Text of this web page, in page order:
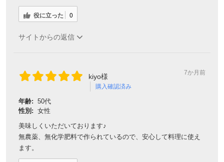
役に立った 0
サイトからの返信
kiyo様
購入確認済み
7か月前
年齢: 50代
性別: 女性
美味しくいただいております♪
無農薬、無化学肥料で作られているので、安心して料理に使え
ます。